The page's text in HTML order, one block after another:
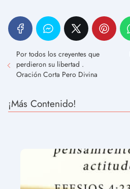
Por todos los creyentes que
perdieron su libertad .
Oración Corta Pero Divina
¡Más Contenido!